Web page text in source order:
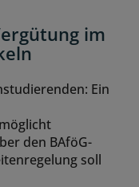
im
Ein
den BAföG-
soll